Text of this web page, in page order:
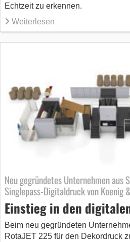
Echtzeit zu erkennen.
Weiterlesen
Neu gegründetes Unternehmen aus
Singlepass-Digitaldruck von Koenig
Einstieg in den
Beim neu gegründeten
RotaJET 225 für den Dekordruck